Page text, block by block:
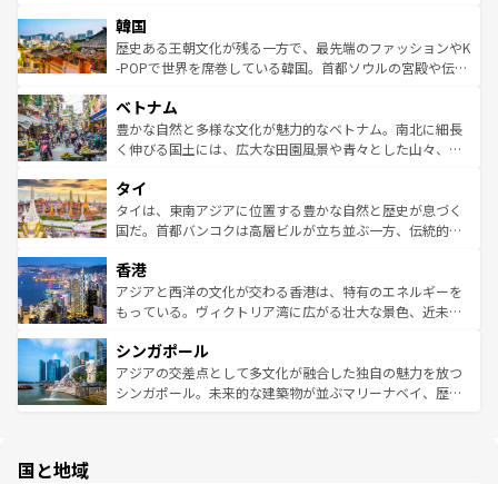
ワイを、存分に味わってほしい。 なお、新着のハワイ情報
はコンテンツ一覧を参照してほしい。
いる。アクティビティも充実しており、サーフィンやダイ
ビング、ハイキングなど、アウトドア好きにはたまらな
い。オーストラリアの多彩な魅力を存分に味わいつくそ
参照してほしい。
ン）、静ひつな山岳地帯である台湾東部など、都市の喧騒
と山間の静けさが共存しており、訪れる人に新しい発見と
驚きをもたらしてくれる。また、奥深い台湾の食文化も魅
容にもいいと評判のスイーツなど、バラエティ豊かな料理
が味わえる。 なお、新着の台湾情報は コンテンツ一覧を参
照してほしい。
韓国
歴史ある王朝文化が残る一方で、最先端のファッションやK
-POPで世界を席巻している韓国。首都ソウルの宮殿や伝統
き、地方に足を延ばせば四季折々の自然美を楽しむことが
できる。そして、キムチや焼肉、絶品のストリートフード
まで、さまざまな韓国料理が待っている。夜には、韓国な
リティに包まれながら、韓国の多彩な魅力を心ゆくまで味
わってみてほしい。 なお、新着の韓国情報はコンテンツ一
覧を参照してほしい。
ベトナム
豊かな自然と多様な文化が魅力的なベトナム。南北に細長
く伸びる国土には、広大な田園風景や青々とした山々、世
急速な発展と共に伝統が息づく。ハノイの古い町並みやホ
ーチミン市のフランス統治時代の建物も、独特の雰囲気を
醸し出している。また、バラエティの豊かさとおいしさで
とつ。フォーやバインミー、ベトナムコーヒーなどは、ぜ
ひ現地で味わいたい。どの地域を訪れてもあたたかい人々
が旅行者を迎えてくれるので、きっと忘れられない旅にな
参照してほしい。
タイ
タイは、東南アジアに位置する豊かな自然と歴史が息づく
国だ。首都バンコクは高層ビルが立ち並ぶ一方、伝統的な
の活気が交差している。北部ではチェンマイなどの山岳地
帯で自然と触れ合い、南部ではプーケットやクラビの美し
いビーチでリゾート気分を楽しむことができる。タイ料理
激する。気候は一年中温暖で、どの季節にも異なる楽しみ
が待っている。親しみやすいタイの人々、仏教を中心とし
た文化、そして多様な観光資源が、訪れる旅人を魅了し続
香港
アジアと西洋の文化が交わる香港は、特有のエネルギーを
もっている。ヴィクトリア湾に広がる壮大な景色、近未来
み、どこを訪れても感動するはず。観光スポットが密集し
ており、効率よく見どころを回れるのも魅力。息をのむよ
うな絶景から文化的な体験まで、香港を存分に楽しみ尽く
シンガポール
アジアの交差点として多文化が融合した独自の魅力を放つ
シンガポール。未来的な建築物が並ぶマリーナベイ、歴史
国と地域